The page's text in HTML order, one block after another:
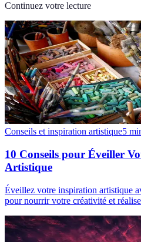
Continuez votre lecture
Conseils et inspiration artistique5
10 Conseils pour Éveiller
Artistique
Éveillez votre inspiration artistique
pour nourrir votre créativité et